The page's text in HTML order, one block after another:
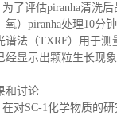
了评估piranha清洗后
氧） piranha处理10分
谱法（TXRF）用于
经显示出颗粒生长现
和讨论
对SC-1化学物质的